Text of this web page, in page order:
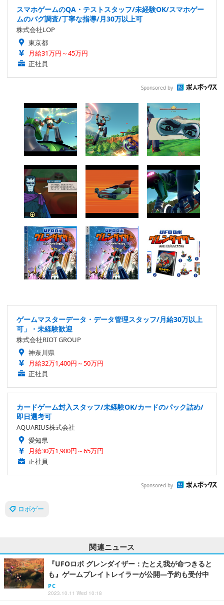
スマホゲームのQA・テストスタッフ/未経験OK/スマホゲー
ムのバグ調査/丁寧な指導/月30万以上可
株式会社LOP
東京都
月給31万円～45万円
正社員
Sponsored by
ゲームマスターデータ・データ管理スタッフ/月給30万以上
可」・未経験歓迎
株式会社RIOT GROUP
神奈川県
月給32万1,400円～50万円
正社員
カードゲーム封入スタッフ/未経験OK/カードのパック詰め/
即日選考可
AQUARIUS株式会社
愛知県
月給30万1,900円～65万円
正社員
Sponsored by
ロボゲー
関連ニュース
『UFOロボ グレンダイザー：たとえ我が命つきると
も』ゲームプレイトレイラーが公開―予約も受付中
PC
2023.10.11 Wed 10:18